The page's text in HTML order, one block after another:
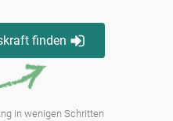
finden
in wenigen Schritten